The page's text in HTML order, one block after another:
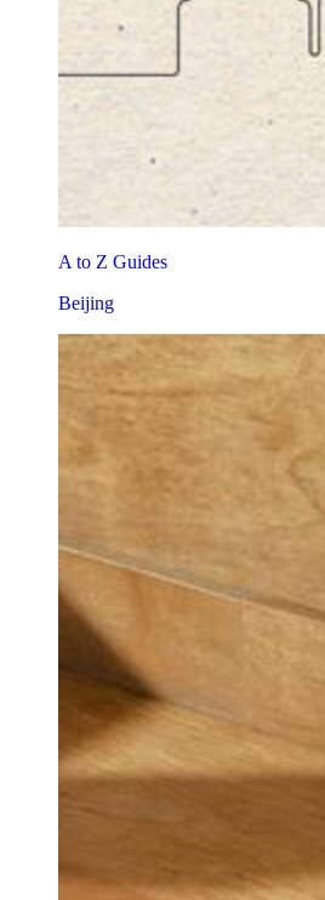
A to Z Guides
Beijing